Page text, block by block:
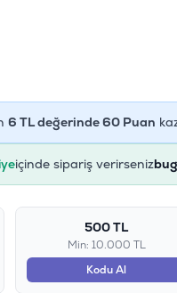
6 TL değerinde60Puan
içinde sipariş verirseniz
500 TL
Min: 10.000 TL
Kodu Al